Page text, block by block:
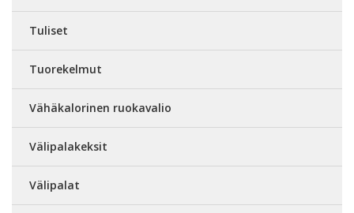
Tuliset
Tuorekelmut
Vähäkalorinen ruokavalio
Välipalakeksit
Välipalat